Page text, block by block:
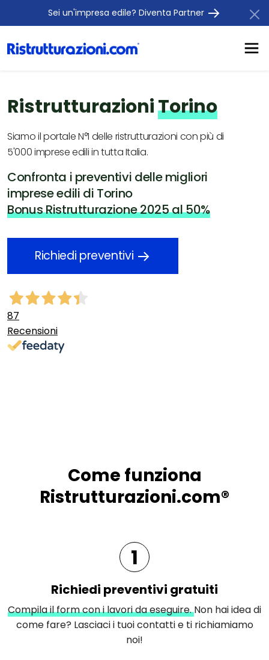
Sei un'impresa edile? Diventa Partner
RistrutturazioniTorino
Siamo il portale N°1 delle ristrutturazioni con più di
5'000 imprese edili in tutta Italia.
Confronta i preventivi delle migliori
imprese edili di Torino
Bonus Ristrutturazione 2025 al 50%
Richiedi preventivi
87
Recensioni
Come funziona
Ristrutturazioni.com®
1
Richiedi preventivi gratuiti
Compila il form con i lavori da eseguire.Non hai idea di
come fare? Lasciaci i tuoi contatti e ti richiamiamo
noi!